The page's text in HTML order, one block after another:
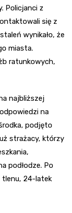
Policjanci z
się z
wynikało, że
miasta.
ratunkowych,
najbliższej
na
podjęto
strażacy, którzy
podłodze. Po
tlenu, 24-latek